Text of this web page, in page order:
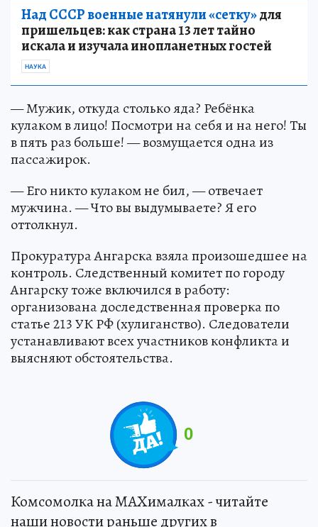
Над СССР военные натянули «сетку»для
пришельцев: как страна 13 лет тайно
искала и изучала инопланетных гостей
НАУКА
— Мужик, откуда столько яда? Ребёнка
кулаком в лицо! Посмотри на себя и на него! Ты
в пять раз больше! — возмущается одна из
пассажирок.
— Его никто кулаком не бил, — отвечает
мужчина. — Что вы выдумываете? Я его
оттолкнул.
Прокуратура Ангарска взяла произошедшее на
контроль. Следственный комитет по городу
Ангарску тоже включился в работу:
организована доследственная проверка по
статье 213 УК РФ (хулиганство). Следователи
устанавливают всех участников конфликта и
выясняют обстоятельства.
0
Комсомолка на MAXималках - читайте
наши новости раньше других в